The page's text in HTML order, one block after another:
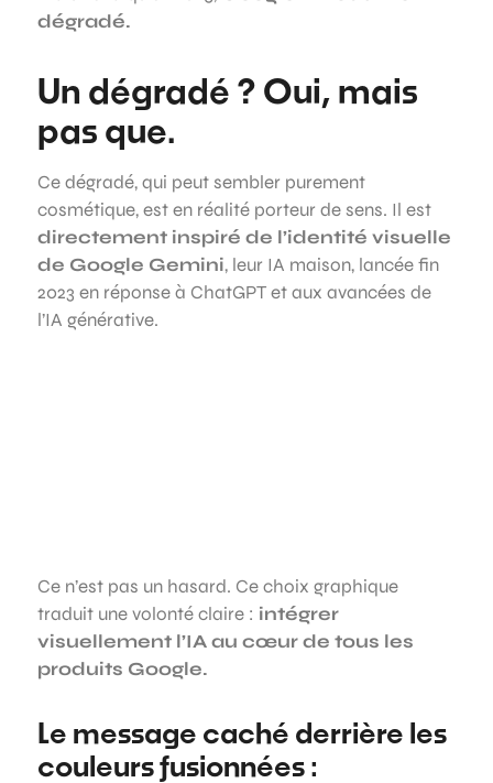
dégradé.
Un dégradé ? Oui, mais
pas que.
Ce dégradé, qui peut sembler purement
cosmétique, est en réalité porteur de sens. Il est
directement inspiré de l’identité visuelle
de Google Gemini, leur IA maison, lancée fin
2023 en réponse à ChatGPT et aux avancées de
l’IA générative.
Ce n’est pas un hasard. Ce choix graphique
traduit une volonté claire : intégrer
visuellement l’IA au cœur de tous les
produits Google.
Le message caché derrière les
couleurs fusionnées :